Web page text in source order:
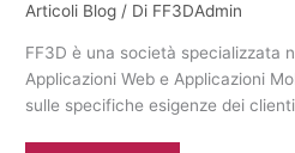
Articoli Blog / Di FF3DAdmin
FF3D è una società specializzata
Applicazioni Web e Applicazioni
sulle specifiche esigenze dei